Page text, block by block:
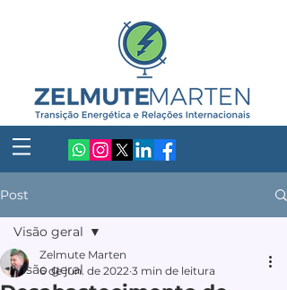
Post
Visão geral
Visão geral
Zelmute Marten
6 de jun. de 2022 3 min de leitura